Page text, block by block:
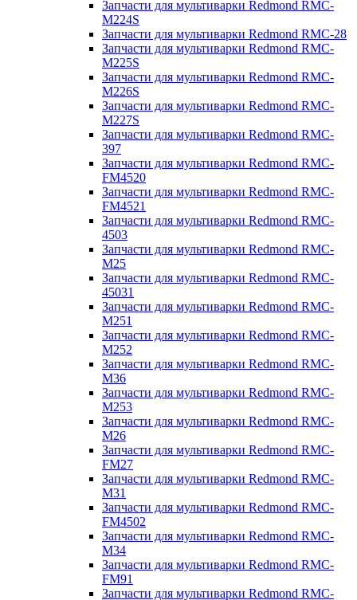
Запчасти для мультиварки Redmond RMC-
M224S
Запчасти для мультиварки Redmond RMC-28
Запчасти для мультиварки Redmond RMC-
M225S
Запчасти для мультиварки Redmond RMC-
M226S
Запчасти для мультиварки Redmond RMC-
M227S
Запчасти для мультиварки Redmond RMC-
397
Запчасти для мультиварки Redmond RMC-
FM4520
Запчасти для мультиварки Redmond RMC-
FM4521
Запчасти для мультиварки Redmond RMC-
4503
Запчасти для мультиварки Redmond RMC-
M25
Запчасти для мультиварки Redmond RMC-
45031
Запчасти для мультиварки Redmond RMC-
M251
Запчасти для мультиварки Redmond RMC-
M252
Запчасти для мультиварки Redmond RMC-
M36
Запчасти для мультиварки Redmond RMC-
M253
Запчасти для мультиварки Redmond RMC-
M26
Запчасти для мультиварки Redmond RMC-
FM27
Запчасти для мультиварки Redmond RMC-
M31
Запчасти для мультиварки Redmond RMC-
FM4502
Запчасти для мультиварки Redmond RMC-
M34
Запчасти для мультиварки Redmond RMC-
FM91
Запчасти для мультиварки Redmond RMC-